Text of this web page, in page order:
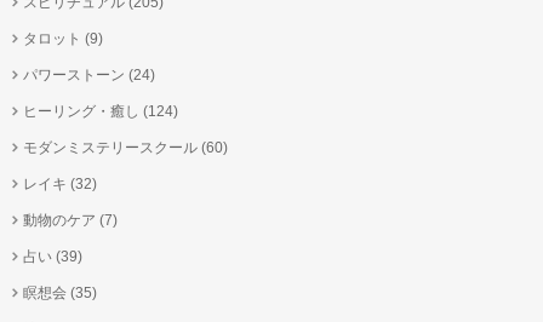
タロット (9)
パワーストーン (24)
ヒーリング・癒し (124)
モダンミステリースクール (60)
レイキ (32)
動物のケア (7)
占い (39)
瞑想会 (35)